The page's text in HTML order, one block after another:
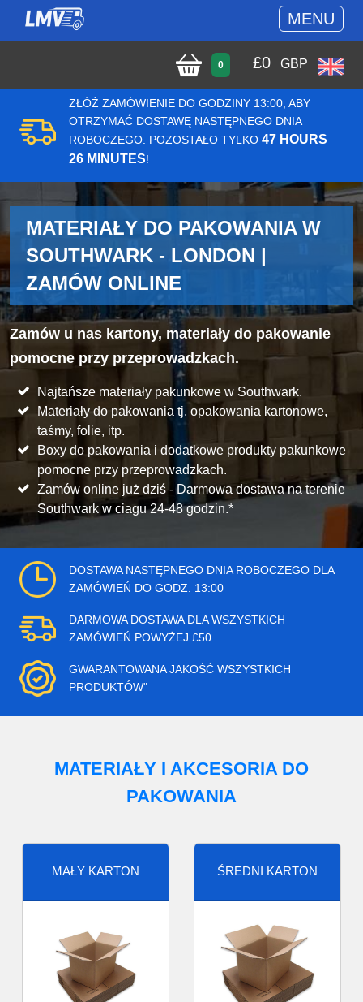
MENU
0 £0 GBP
ZŁÓŻ ZAMÓWIENIE DO GODZINY 13:00, ABY
OTRZYMAĆ DOSTAWĘ NASTĘPNEGO DNIA
ROBOCZEGO. POZOSTAŁO TYLKO 47 HOURS
26 MINUTES!
MATERIAŁY DO PAKOWANIA W
SOUTHWARK - LONDON |
ZAMÓW ONLINE
Zamów u nas kartony, materiały do pakowanie
pomocne przy przeprowadzkach.
Najtańsze materiały pakunkowe w Southwark.
Materiały do pakowania tj. opakowania kartonowe,
taśmy, folie, itp.
Boxy do pakowania i dodatkowe produkty pakunkowe
pomocne przy przeprowadzkach.
Zamów online już dziś - Darmowa dostawa na terenie
Southwark w ciagu 24-48 godzin.*
DOSTAWA NASTĘPNEGO DNIA ROBOCZEGO DLA
ZAMÓWIEŃ DO GODZ. 13:00
DARMOWA DOSTAWA DLA WSZYSTKICH
ZAMÓWIEŃ POWYŻEJ £50
GWARANTOWANA JAKOŚĆ WSZYSTKICH
PRODUKTÓW"
MATERIAŁY I AKCESORIA DO
PAKOWANIA
MAŁY KARTON ŚREDNI KARTON